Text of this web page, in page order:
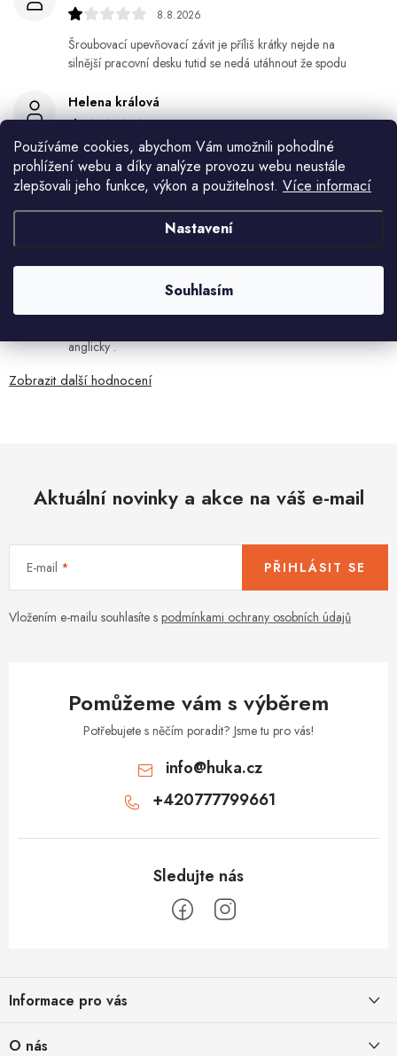
Používáme cookies, abychom Vám umožnili pohodlné
prohlížení webu a díky analýze provozu webu neustále
zlepšovali jeho funkce, výkon a použitelnost. Více informací
Nastavení
Souhlasím
8.8.2026
Šroubovací upevňovací závit je příliš krátky nejde na
silnější pracovní desku tutid se nedá utáhnout že spodu
Helena králová
Objednala jsem si kvetinace a jede n byl praskly dole a
kdyz jsem napsala jak to budem resit tak zadna odpoved
Jiří Jícha
7.8.2026
7.8.2026
anglicky .
Zobrazit další hodnocení
Aktuální novinky a akce na váš e-mail
E-mail
Vložením e-mailu souhlasíte s podmínkami ochrany osobních údajů
PŘIHLÁSIT SE
Pomůžeme vám s výběrem
Potřebujete s něčím poradit? Jsme tu pro vás!
info@huka.cz
+420777799661
pInformace pro vás
O nás